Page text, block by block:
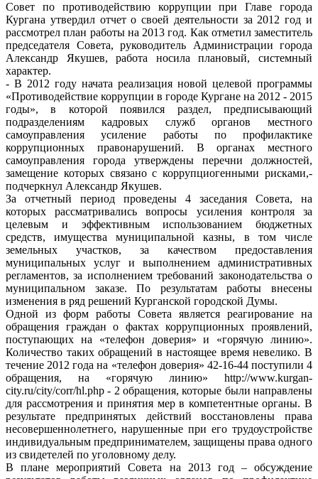
Совет по противодействию коррупции при Главе города
Кургана утвердил отчет о своей деятельности за 2012 год и
рассмотрел план работы на 2013 год. Как отметил заместитель
председателя Совета, руководитель Администрации города
Александр Якушев, работа носила плановый, системный
характер.
- В 2012 году начата реализация новой целевой программы
«Противодействие коррупции в городе Кургане на 2012 - 2015
годы», в которой появился раздел, предписывающий
подразделениям кадровых служб органов местного
самоуправления усиление работы по профилактике
коррупционных правонарушений. В органах местного
самоуправления города утверждены перечни должностей,
замещение которых связано с коррупциогенными рисками,-
подчеркнул Александр Якушев.
За отчетный период проведены 4 заседания Совета, на
которых рассматривались вопросы усиления контроля за
целевым и эффективным использованием бюджетных
средств, имущества муниципальной казны, в том числе
земельных участков, за качеством предоставления
муниципальных услуг и выполнением административных
регламентов, за исполнением требований законодательства о
муниципальном заказе. По результатам работы внесены
изменения в ряд решений Курганской городской Думы.
Одной из форм работы Совета является реагирование на
обращения граждан о фактах коррупционных проявлений,
поступающих на «телефон доверия» и «горячую линию».
Количество таких обращений в настоящее время невелико. В
течение 2012 года на «телефон доверия» 42-16-44 поступили 4
обращения, на «горячую линию» http://www.kurgan-
city.ru/city/corr/hl.php - 2 обращения, которые были направлены
для рассмотрения и принятия мер в компетентные органы. В
результате предпринятых действий восстановлены права
несовершеннолетнего, нарушенные при его трудоустройстве
индивидуальным предпринимателем, защищены права одного
из свидетелей по уголовному делу.
В плане мероприятий Совета на 2013 год – обсуждение